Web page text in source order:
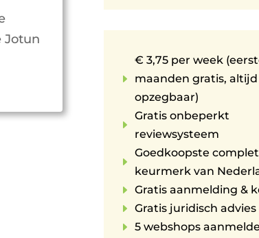
Jotun
E
€ 3,75 per week
maanden gratis,
opzegbaar)
E
Gratis onbeperkt
reviewsysteem
E
Goedkoopste
keurmerk van
E Gratis aanmelding &
E Gratis juridisch advies
E 5 webshops